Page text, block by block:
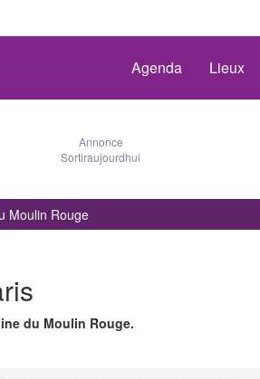
Agenda Lieux
Annonce
Sortiraujourdhui
Moulin Rouge
du Moulin Rouge.